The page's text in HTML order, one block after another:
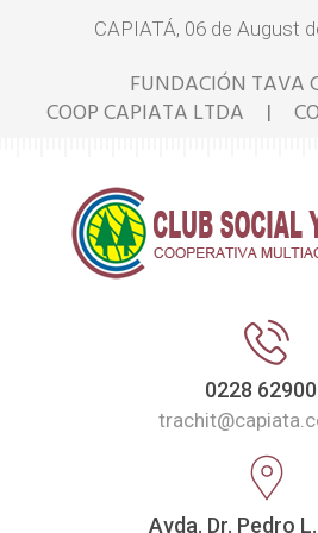
CAPIATÁ, 06 de August
FUNDACIÓN TAVA
COOP CAPIATA LTDA |
0228
Avda. Dr. Pedro